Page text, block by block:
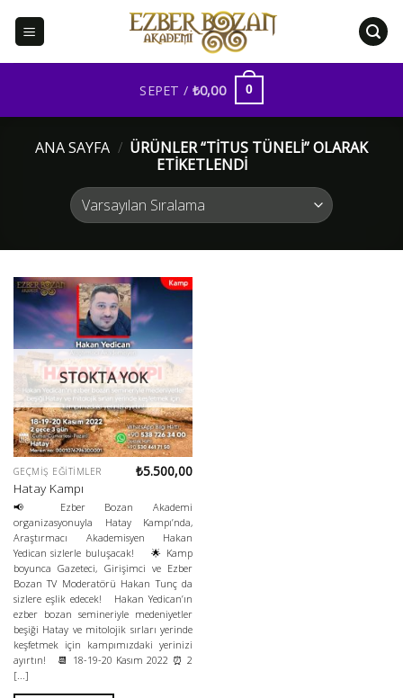
SEPET / ₺0,00 0
ANA SAYFA / ÜRÜNLER “TITUS TÜNELI” OLARAK
ETIKETLENDI
STOKTA YOK
GEÇMIŞ EĞITIMLER
Hatay Kampı
₺5.500,00
📢 Ezber Bozan Akademi
organizasyonuyla Hatay Kampı’nda,
Araştırmacı Akademisyen Hakan
Yedican sizlerle buluşacak! 🌟 Kamp
boyunca Gazeteci, Girişimci ve Ezber
Bozan TV Moderatörü Hakan Tunç da
sizlere eşlik edecek! Hakan Yedican’ın
ezber bozan semineriyle medeniyetler
beşiği Hatay ve mitolojik sırları yerinde
keşfetmek için kampımızdaki yerinizi
ayırtın! 📆 18-19-20 Kasım 2022 ⏰ 2
[...]